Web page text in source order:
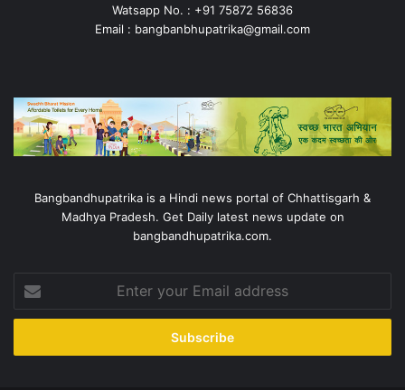
Watsapp No. : +91 75872 56836
Email : bangbanbhupatrika@gmail.com
Bangbandhupatrika is a Hindi news portal of Chhattisgarh &
Madhya Pradesh. Get Daily latest news update on
bangbandhupatrika.com.
your
Email